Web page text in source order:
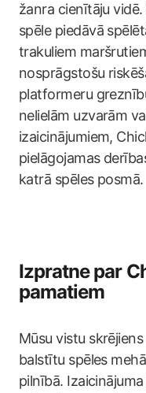
žanra cienītāju
spēle piedāvā
trakuliem
nosprāgstošu
platformeru
nelielām uzvarām
izaicinājumiem,
pielāgojamas
katrā spēles posmā.
Izpratne par
pamatiem
Mūsu vistu
balstītu spēles
pilnībā.